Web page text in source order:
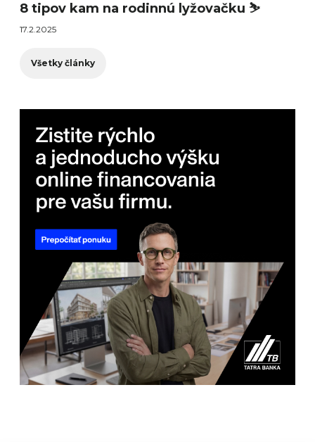
8 tipov kam na rodinnú lyžovačku ⛷️
17.2.2025
Všetky články